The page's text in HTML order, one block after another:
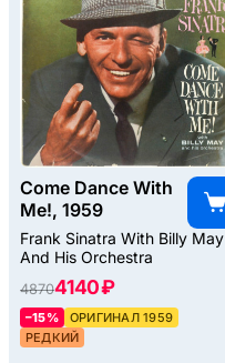
Come Dance With
Me!, 1959
Frank Sinatra With Billy May
And His Orchestra
48704140 ₽
–15%
ОРИГИНАЛ 1959
РЕДКИЙ